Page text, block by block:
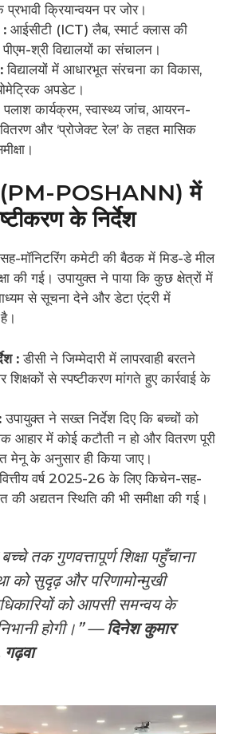
क्रियान्वयन पर जोर।
: आईसीटी (ICT) लैब, स्मार्ट क्लास की
श्री विद्यालयों का संचालन।
विद्यालयों में आधारभूत संरचना का विकास,
अपडेट।
पलाश कार्यक्रम, स्वास्थ्य जांच, आयरन-
और ‘प्रोजेक्ट रेल’ के तहत मासिक
(PM-POSHANN) में
के निर्देश
सह-मॉनिटरिंग कमेटी की बैठक में मिड-डे मील
की गई। उपायुक्त ने पाया कि कुछ क्षेत्रों में
से सूचना देने और डेटा एंट्री में
: डीसी ने जिम्मेदारी में लापरवाही बरतने
शिक्षकों से स्पष्टीकरण मांगते हुए कार्रवाई के
उपायुक्त ने सख्त निर्देश दिए कि बच्चों को
आहार में कोई कटौती न हो और वितरण पूरी
मेनू के अनुसार ही किया जाए।
वर्ष 2025-26 के लिए किचेन-सह-
की अद्यतन स्थिति की भी समीक्षा की गई।
बच्चे तक गुणवत्तापूर्ण शिक्षा पहुँचाना
को सुदृढ़ और परिणामोन्मुखी
को आपसी समन्वय के
होगी।” —दिनेश कुमार